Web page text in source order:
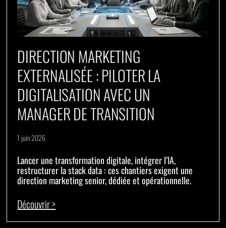
DIRECTION MARKETING
EXTERNALISÉE : PILOTER LA
DIGITALISATION AVEC UN
MANAGER DE TRANSITION
1 juin 2026
Lancer une transformation digitale, intégrer l’IA,
restructurer la stack data : ces chantiers exigent une
direction marketing senior, dédiée et opérationnelle.
Découvrir >